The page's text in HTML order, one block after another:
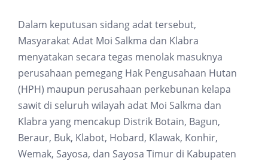
Dalam keputusan sidang adat tersebut,
Masyarakat Adat Moi Salkma dan Klabra
menyatakan secara tegas menolak masuknya
perusahaan pemegang Hak Pengusahaan Hutan
(HPH) maupun perusahaan perkebunan kelapa
sawit di seluruh wilayah adat Moi Salkma dan
Klabra yang mencakup Distrik Botain, Bagun,
Beraur, Buk, Klabot, Hobard, Klawak, Konhir,
Wemak, Sayosa, dan Sayosa Timur di Kabupaten